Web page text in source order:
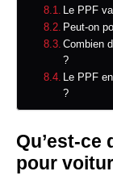
Le PPF
Peut-on
Combien
?
Le PPF
?
Qu’est-ce
pour